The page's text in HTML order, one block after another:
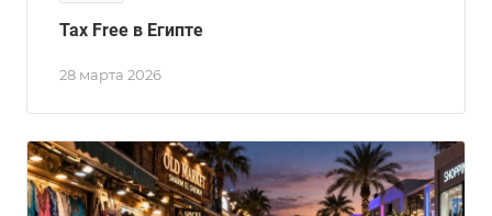
28 марта 2026
Tax Free в Египте